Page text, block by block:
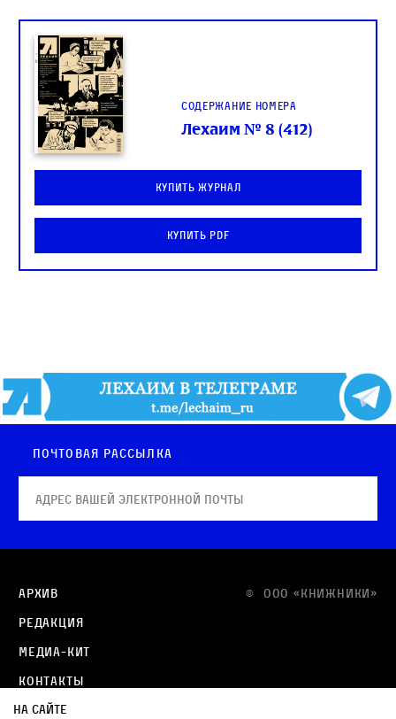
Содержание номера
Лехаим № 8 (412)
Купить журнал
Купить PDF
Почтовая рассылка
© OOO «КНИЖНИКИ»
Архив
Редакция
Медиа-кит
Контакты
Политика в отношении обработки персональных
На сайте